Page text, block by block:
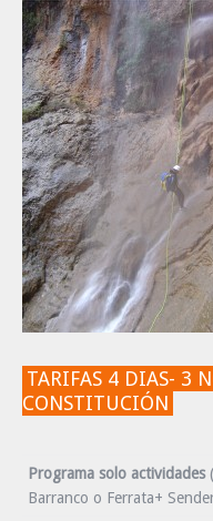
TARIFAS 4 DIAS- 3
CONSTITUCIÓN
Programa solo actividades
Barranco o Ferrata+